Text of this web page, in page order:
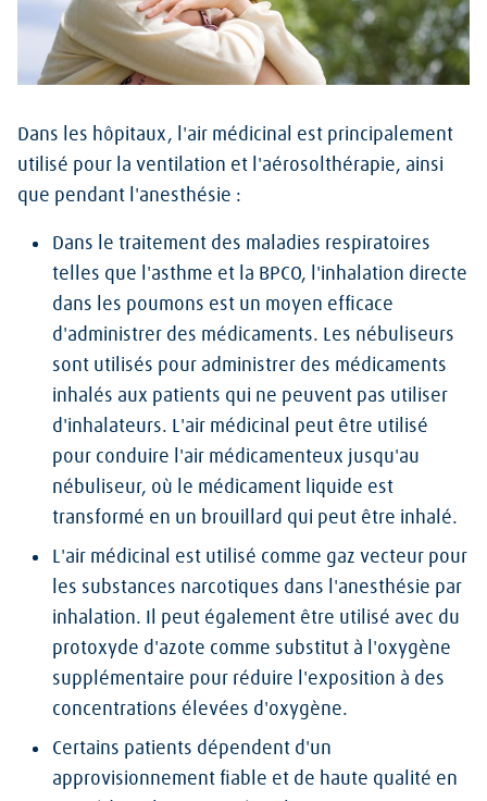
Dans les hôpitaux, l'air médicinal est principalement
utilisé pour la ventilation et l'aérosolthérapie, ainsi
que pendant l'anesthésie :
Dans le traitement des maladies respiratoires
telles que l'asthme et la BPCO, l'inhalation directe
dans les poumons est un moyen efficace
d'administrer des médicaments. Les nébuliseurs
sont utilisés pour administrer des médicaments
inhalés aux patients qui ne peuvent pas utiliser
d'inhalateurs. L'air médicinal peut être utilisé
pour conduire l'air médicamenteux jusqu'au
nébuliseur, où le médicament liquide est
transformé en un brouillard qui peut être inhalé.
L'air médicinal est utilisé comme gaz vecteur pour
les substances narcotiques dans l'anesthésie par
inhalation. Il peut également être utilisé avec du
protoxyde d'azote comme substitut à l'oxygène
supplémentaire pour réduire l'exposition à des
concentrations élevées d'oxygène.
Certains patients dépendent d'un
approvisionnement fiable et de haute qualité en